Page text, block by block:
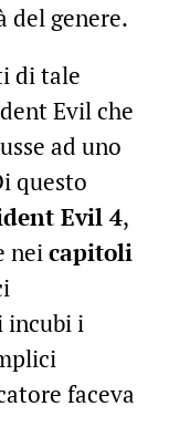
del genere.
di tale
Evil che
ad uno
questo
Evil 4,
neicapitoli
incubi i
faceva